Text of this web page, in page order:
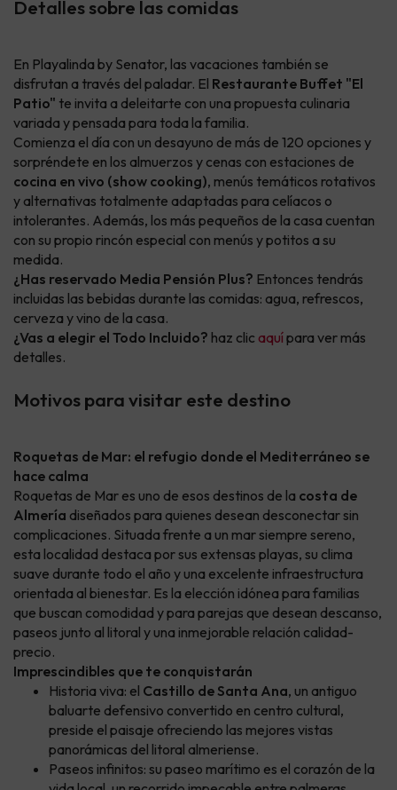
Detalles sobre las comidas
En Playalinda by Senator, las vacaciones también se
disfrutan a través del paladar. El Restaurante Buffet "El
Patio" te invita a deleitarte con una propuesta culinaria
variada y pensada para toda la familia.
Comienza el día con un desayuno de más de 120 opciones y
sorpréndete en los almuerzos y cenas con estaciones de
cocina en vivo (show cooking), menús temáticos rotativos
y alternativas totalmente adaptadas para celíacos o
intolerantes. Además, los más pequeños de la casa cuentan
con su propio rincón especial con menús y potitos a su
medida.
¿Has reservado Media Pensión Plus? Entonces tendrás
incluidas las bebidas durante las comidas: agua, refrescos,
cerveza y vino de la casa.
¿Vas a elegir el Todo Incluido? haz clic aquípara ver más
detalles.
Motivos para visitar este destino
Roquetas de Mar: el refugio donde el Mediterráneo se
hace calma
Roquetas de Mar es uno de esos destinos de la costa de
Almería diseñados para quienes desean desconectar sin
complicaciones. Situada frente a un mar siempre sereno,
esta localidad destaca por sus extensas playas, su clima
suave durante todo el año y una excelente infraestructura
orientada al bienestar. Es la elección idónea para familias
que buscan comodidad y para parejas que desean descanso,
paseos junto al litoral y una inmejorable relación calidad-
precio.
Imprescindibles que te conquistarán
Historia viva: el Castillo de Santa Ana, un antiguo
baluarte defensivo convertido en centro cultural,
preside el paisaje ofreciendo las mejores vistas
panorámicas del litoral almeriense.
Paseos infinitos: su paseo marítimo es el corazón de la